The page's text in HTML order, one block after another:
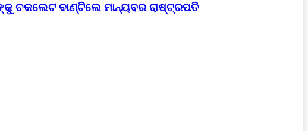
ଚକଲେଟ ବାଣ୍ଟିଲେ ମାନ୍ୟବର ରାଷ୍ଟ୍ରପତି